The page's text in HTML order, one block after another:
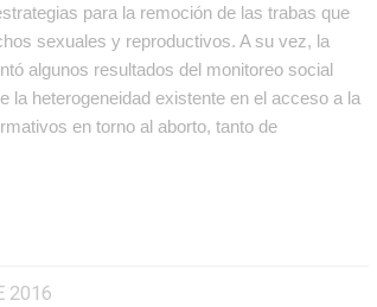
para la remoción de las trabas que
sexuales y reproductivos. A su vez, la
algunos resultados del monitoreo social
la heterogeneidad existente en el acceso a la
en torno al aborto, tanto de
2016